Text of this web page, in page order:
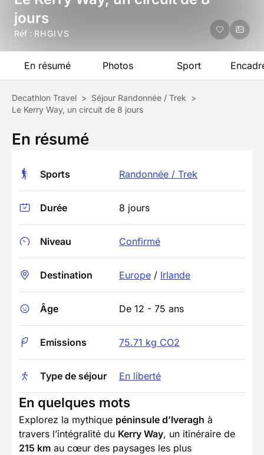
jours
Réf : RHGIVS
En résumé Photos Sport
Decathlon Travel > Séjour Randonnée / Trek >
Le Kerry Way, un circuit de 8 jours
En résumé
Sports Randonnée / Trek
Durée 8 jours
Niveau Confirmé
Destination Europe / Irlande
Âge De 12 - 75 ans
Emissions 75.71 kg CO2
Type de séjour En liberté
En quelques mots
Explorez la mythique péninsule d’Iveragh à
travers l’intégralité du Kerry Way, un itinéraire de
215 km au cœur des paysages les plus